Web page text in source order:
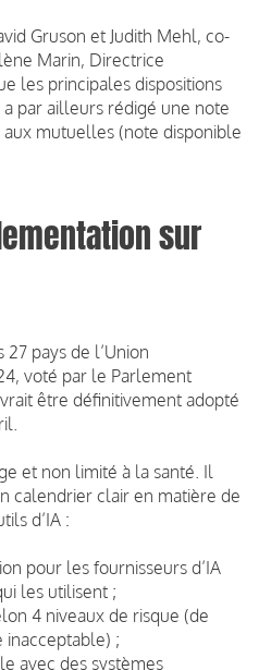
Gruson et Judith Mehl, co-
Marin, Directrice
les principales dispositions
a par ailleurs rédigé une note
aux mutuelles (note disponible
sur
pays de l’Union
voté par le Parlement
être définitivement adopté
et non limité à la santé. Il
calendrier clair en matière de
d’IA :
pour les fournisseurs d’IA
les utilisent ;
4 niveaux de risque (de
inacceptable) ;
avec des systèmes